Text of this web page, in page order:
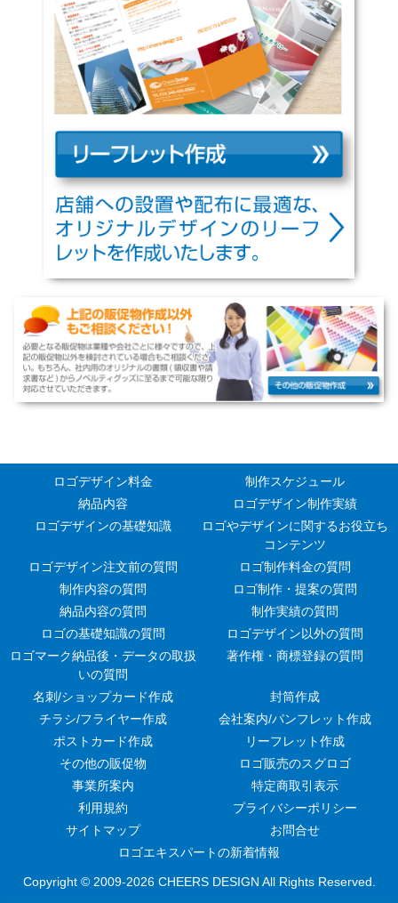
ロゴデザイン料金
制作スケジュール
納品内容
ロゴデザイン制作実績
ロゴデザインの基礎知識
ロゴやデザインに関するお役立ち
コンテンツ
ロゴデザイン注文前の質問
ロゴ制作料金の質問
制作内容の質問
ロゴ制作・提案の質問
納品内容の質問
制作実績の質問
ロゴの基礎知識の質問
ロゴデザイン以外の質問
ロゴマーク納品後・データの取扱
いの質問
著作権・商標登録の質問
名刺/ショップカード作成
封筒作成
チラシ/フライヤー作成
会社案内/パンフレット作成
ポストカード作成
リーフレット作成
その他の販促物
ロゴ販売のスグロゴ
事業所案内
特定商取引表示
利用規約
プライバシーポリシー
サイトマップ
お問合せ
ロゴエキスパートの新着情報
Copyright © 2009-2026 CHEERS DESIGN All Rights Reserved.